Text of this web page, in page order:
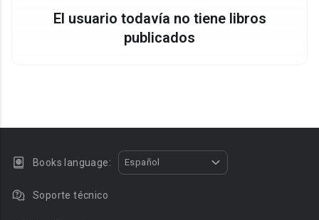
El usuario todavía no tiene libros
publicados
Books language: Español
Soporte técnico